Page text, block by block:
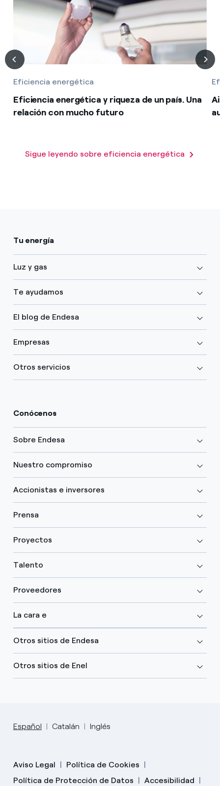
Eficiencia energética
Eficiencia energética y riqueza de un país. Una
relación con mucho futuro
Sigue leyendo sobre eficiencia energética
Tu energía
Luz y gas
Te ayudamos
El blog de Endesa
Empresas
Otros servicios
Conócenos
Sobre Endesa
Nuestro compromiso
Accionistas e inversores
Prensa
Proyectos
Talento
Proveedores
La cara e
Otros sitios de Endesa
Otros sitios de Enel
Español Catalán Inglés
Aviso Legal
Política de Cookies
Política de Protección de Datos
Accesibilidad